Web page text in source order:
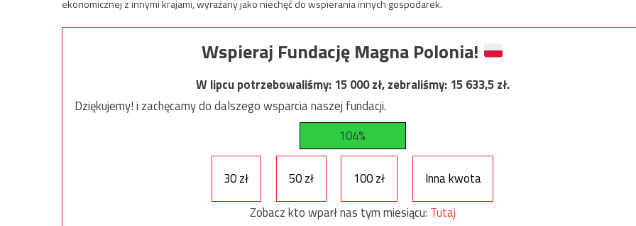
ekonomicznej z innymi krajami, wyrażany jako niechęć do wspierania innych gospodarek.
Wspieraj Fundację Magna Polonia!
W lipcu potrzebowaliśmy:15 000zł, zebraliśmy:15 633,5zł.
Dziękujemy! i zachęcamy do dalszego wsparcia naszej fundacji.
104%
30 zł 50 zł 100 zł
Inna kwota
Zobacz kto wparł nas tym miesiącu: Tutaj